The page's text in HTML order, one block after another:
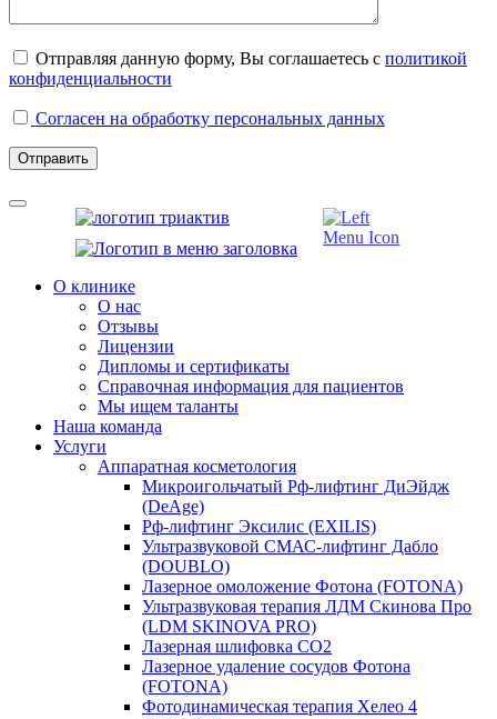
Отправляя данную форму, Вы соглашаетесь с политикой
конфиденциальности
Согласен на обработку персональных данных
О клинике
О нас
Отзывы
Лицензии
Дипломы и сертификаты
Справочная информация для пациентов
Мы ищем таланты
Наша команда
Услуги
Аппаратная косметология
Микроигольчатый Рф-лифтинг ДиЭйдж
(DeAge)
Рф-лифтинг Эксилис (EXILIS)
Ультразвуковой СМАС-лифтинг Дабло
(DOUBLO)
Лазерное омоложение Фотона (FOTONA)
Ультразвуковая терапия ЛДМ Скинова Про
(LDM SKINOVA PRO)
Лазерная шлифовка CO2
Лазерное удаление сосудов Фотона
(FOTONA)
Фотодинамическая терапия Хелео 4